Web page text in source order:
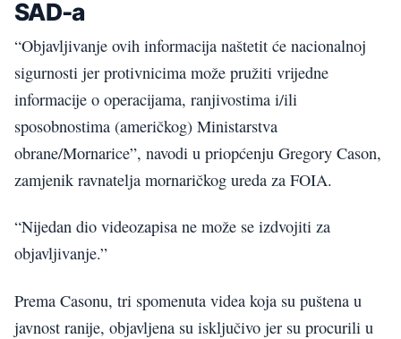
SAD-a
“Objavljivanje ovih informacija naštetit će nacionalnoj
sigurnosti jer protivnicima može pružiti vrijedne
informacije o operacijama, ranjivostima i/ili
sposobnostima (američkog) Ministarstva
obrane/Mornarice”, navodi u priopćenju Gregory Cason,
zamjenik ravnatelja mornaričkog ureda za FOIA.
“Nijedan dio videozapisa ne može se izdvojiti za
objavljivanje.”
Prema Casonu, tri spomenuta videa koja su puštena u
javnost ranije, objavljena su isključivo jer su procurili u